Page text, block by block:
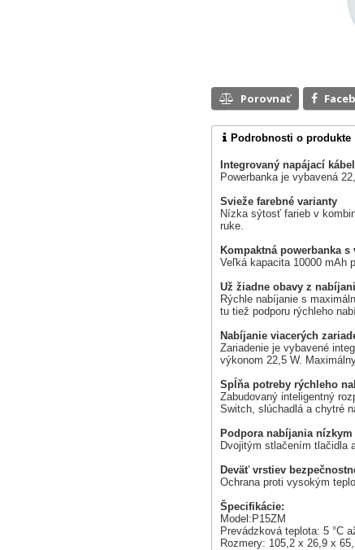
Porovnať
Podrobnosti o produkte
Integrovaný napájací kábel
Powerbanka je vybavená
Svieže farebné varianty
Nízka sýtosť farieb v
ruke.
Kompaktná powerbanka
Veľká kapacita 10000 mAh
Už žiadne obavy z
Rýchle nabíjanie s
tu tiež podporu rýchleho
Nabíjanie viacerých
Zariadenie je vybavené
výkonom 22,5 W.
Spĺňa potreby rýchleho
Zabudovaný inteligentný
Switch, slúchadlá a chytré
Podpora nabíjania
Dvojitým stlačením tlačidla
Deväť vrstiev
Ochrana proti vysokým
Špecifikácie:
Model:P15ZM
Prevádzková teplota: 5 °C
Rozmery: 105,2 x 26,9 x